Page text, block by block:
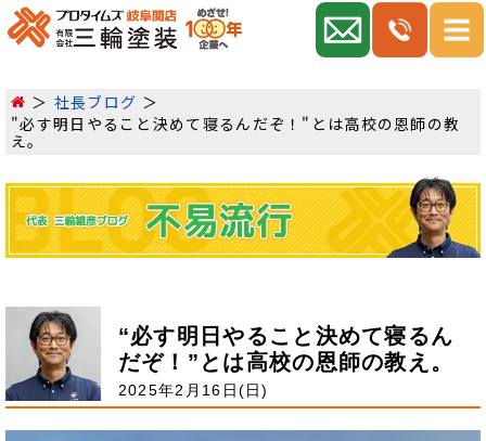
社長ブログ
"必す明日やること決めて寝るんだぞ！"とは高校の恩師の教
え。
“必す明日やること決めて寝るん
だぞ！”とは高校の恩師の教え。
2025年2月16日(日)